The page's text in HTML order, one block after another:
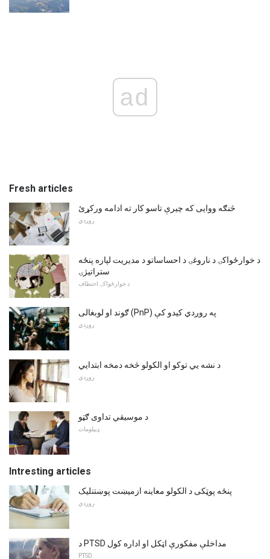
ad
Fresh articles
څنګه ووایی که چیرې تاسو کار ته ادامه ورکړئ
روږدي
د خوارځواکۍ د ناروغۍ د احساساتو د مدیریت لپاره پنځه
ستراتیژۍ
د خوارځواکۍ اختطاف
ګوند او لوبغالی (PnP) په روږدي کیدو کې
روږدي
د نشه یي توکو او الکولو څخه دمخه ابتدايي
روږدي
د موسیقي تداوی ګټو
ډیپلومات
Intresting articles
پنځه پوټکی د الکولو معاینه ازمیښت پوښتنلیک
روږدي
د PTSD مداخلې مفکورې اټکل او اداره کول
PTSD